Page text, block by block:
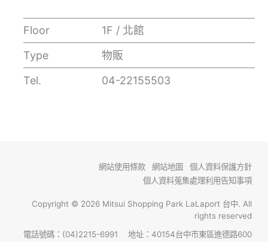
Floor
1F / 北館
Type
物販
Tel.
04-22155503
網站使用條款 網站地圖
個人資料保護方針
個人資料蒐集處理利用告知事項
Copyright © 2026 Mitsui Shopping Park LaLaport 台中. All
rights reserved
電話號碼：(04)2215-6991 地址：40154台中市東區進德路600